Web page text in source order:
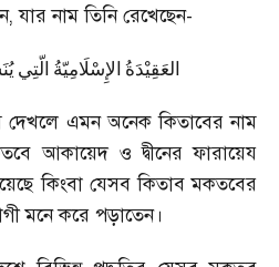
,যার নাম তিনি রেখেছেন-
العَقِيْدَةُ الإِسْلَامِيّةُ الّتِي
দেখলে এমন অনেক কিতাবের নাম
আকায়েদ ও দ্বীনের ফারায়েয
কিংবা যেসব কিতাব মকতবের
মনে করে পড়াতেন।